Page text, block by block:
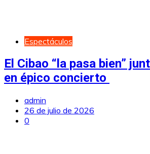
Espectáculos
El Cibao “la pasa bien”
en épico concierto
admin
26 de julio de 2026
0